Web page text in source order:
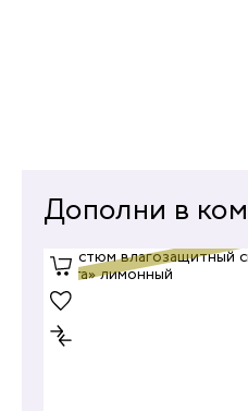
Дополни в